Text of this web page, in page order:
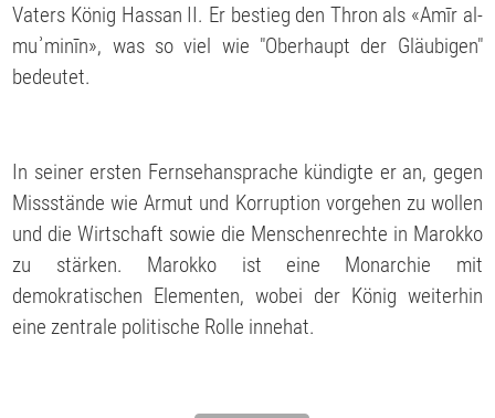
Vaters König Hassan II. Er bestieg den Thron als «Amīr al-
muʾminīn», was so viel wie "Oberhaupt der Gläubigen"
bedeutet.
In seiner ersten Fernsehansprache kündigte er an, gegen
Missstände wie Armut und Korruption vorgehen zu wollen
und die Wirtschaft sowie die Menschenrechte in Marokko
zu stärken. Marokko ist eine Monarchie mit
demokratischen Elementen, wobei der König weiterhin
eine zentrale politische Rolle innehat.